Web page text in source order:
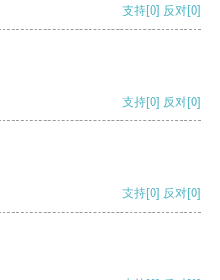
支持[0] 反对[0]
支持[0] 反对[0]
支持[0] 反对[0]